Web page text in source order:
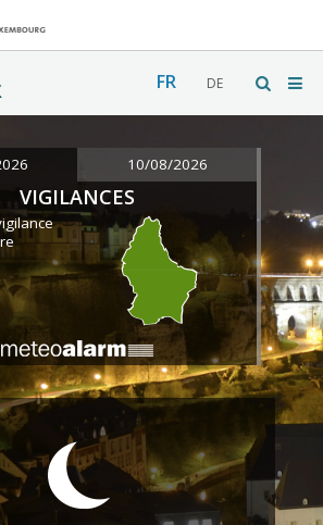
FR DE
10/08/2026
VIGILANCES